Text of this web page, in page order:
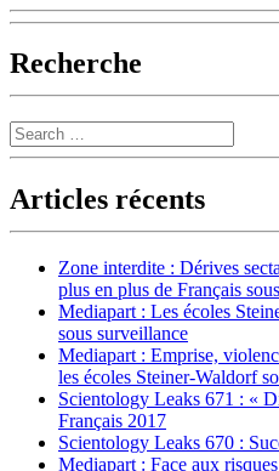
Recherche
Search
Articles récents
Zone interdite : Dérives
plus en plus de Français
Mediapart : Les écoles
sous surveillance
Mediapart : Emprise,
les écoles Steiner-Waldorf
Scientology Leaks 671 : «
Français 2017
Scientology Leaks 670 :
Mediapart : Face aux